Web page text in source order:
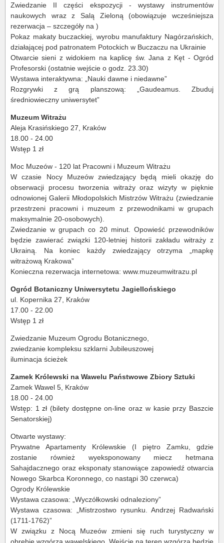
Zwiedzanie II części ekspozycji - wystawy instrumentów
naukowych wraz z Salą Zieloną (obowiązuje wcześniejsza
rezerwacja – szczegóły na )
Pokaz makaty buczackiej, wyrobu manufaktury Nagórzańskich,
działającej pod patronatem Potockich w Buczaczu na Ukrainie
Otwarcie sieni z widokiem na kaplicę św. Jana z Kęt - Ogród
Profesorski (ostatnie wejście o godz. 23.30)
Wystawa interaktywna: „Nauki dawne i niedawne”
Rozgrywki z grą planszową: „Gaudeamus. Zbuduj
średniowieczny uniwersytet”
Muzeum Witrażu
Aleja Krasińskiego 27, Kraków
18.00 - 24.00
Wstęp 1 zł
Moc Muzeów - 120 lat Pracowni i Muzeum Witrażu
W czasie Nocy Muzeów zwiedzający będą mieli okazję do
obserwacji procesu tworzenia witraży oraz wizyty w pięknie
odnowionej Galerii Młodopolskich Mistrzów Witrażu (zwiedzanie
przestrzeni pracowni i muzeum z przewodnikami w grupach
maksymalnie 20-osobowych).
Zwiedzanie w grupach co 20 minut. Opowieść przewodników
będzie zawierać związki 120-letniej historii zakładu witraży z
Ukrainą. Na koniec każdy zwiedzający otrzyma „mapkę
witrażową Krakowa”
Konieczna rezerwacja internetowa: www.muzeumwitrazu.pl
Ogród Botaniczny Uniwersytetu Jagiellońskiego
ul. Kopernika 27, Kraków
17.00 - 22.00
Wstęp 1 zł
Zwiedzanie Muzeum Ogrodu Botanicznego,
zwiedzanie kompleksu szklarni Jubileuszowej
iluminacja ścieżek
Zamek Królewski na Wawelu Państwowe Zbiory Sztuki
Zamek Wawel 5, Kraków
18.00 - 24.00
Wstęp: 1 zł (bilety dostępne on-line oraz w kasie przy Baszcie
Senatorskiej)
Otwarte wystawy:
Prywatne Apartamenty Królewskie (I piętro Zamku, gdzie
zostanie również wyeksponowany miecz hetmana
Sahajdacznego oraz eksponaty stanowiące zapowiedź otwarcia
Nowego Skarbca Koronnego, co nastąpi 30 czerwca)
Ogrody Królewskie
Wystawa czasowa: „Wyczółkowski odnaleziony”
Wystawa czasowa: „Mistrzostwo rysunku. Andrzej Radwański
(1711-1762)”
W związku z Nocą Muzeów zmieni się ruch turystyczny w
obrębie wzgórza wawelskiego. Wejście na teren wzgórza będzie